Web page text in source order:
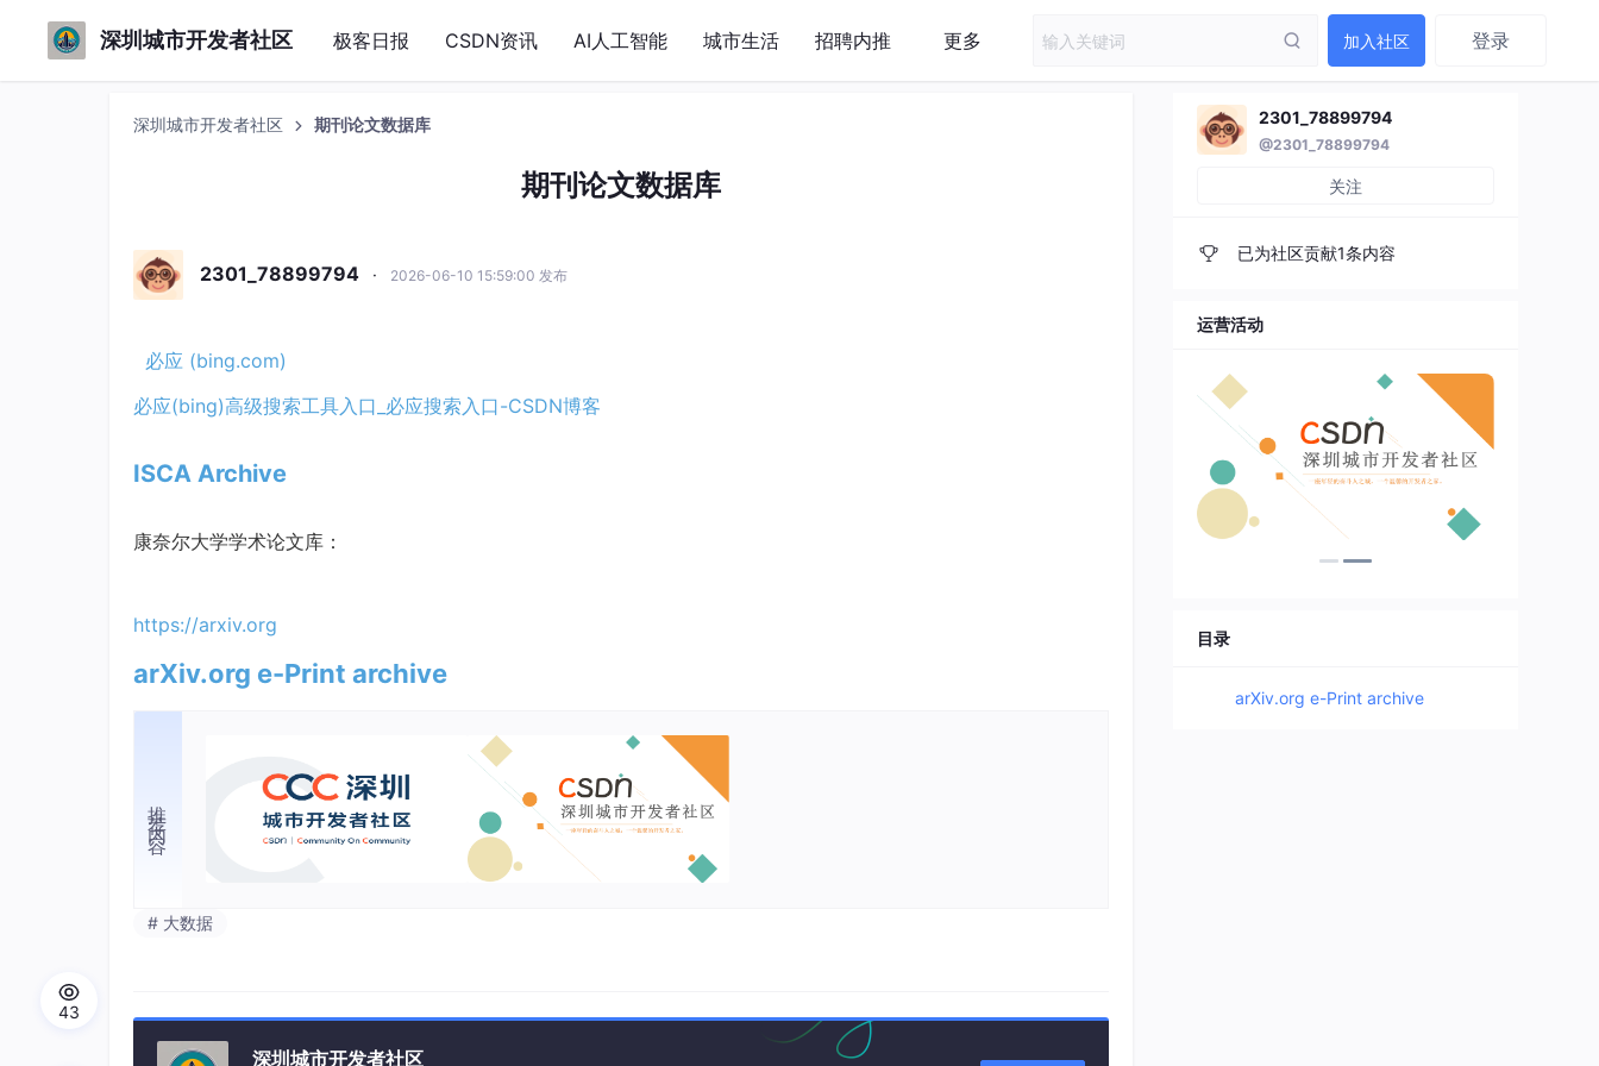
深圳城市开发者社区 极客日报 CSDN资讯 AI人工智能 城市生活 招聘内推 更多 加入社区 登录
深圳城市开发者社区 期刊论文数据库
期刊论文数据库
2301_78899794 · 2026-06-10 15:59:00 发布
必应 (bing.com)
必应(bing)高级搜索工具入口_必应搜索入口-CSDN博客
ISCA Archive
康奈尔大学学术论文库：
https://arxiv.org
arXiv.org e-Print archive
推荐内容
# 大数据
深圳城市开发者社区
43
2301_78899794
@2301_78899794
关注
已为社区贡献1条内容
运营活动
目录
arXiv.org e-Print archive